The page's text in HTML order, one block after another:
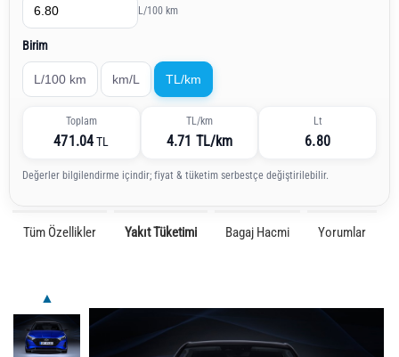
L/100 km
Birim
L/100 km km/L TL/km
Toplam
471.04TL
TL/km
4.71 TL/km
Lt
6.80
Değerler bilgilendirme içindir; fiyat & tüketim serbestçe değiştirilebilir.
Tüm Özellikler Yakıt Tüketimi Bagaj Hacmi Yorumlar
▲